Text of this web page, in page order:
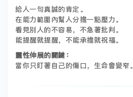
給人一句真誠的肯定。
在能力範圍內幫人分擔一點壓力。
看見別人的不容易，不急著批判。
能提醒就提醒，不能承擔就祝福。
靈性伸展的關鍵：
當你只盯著自己的傷口，生命會變窄。